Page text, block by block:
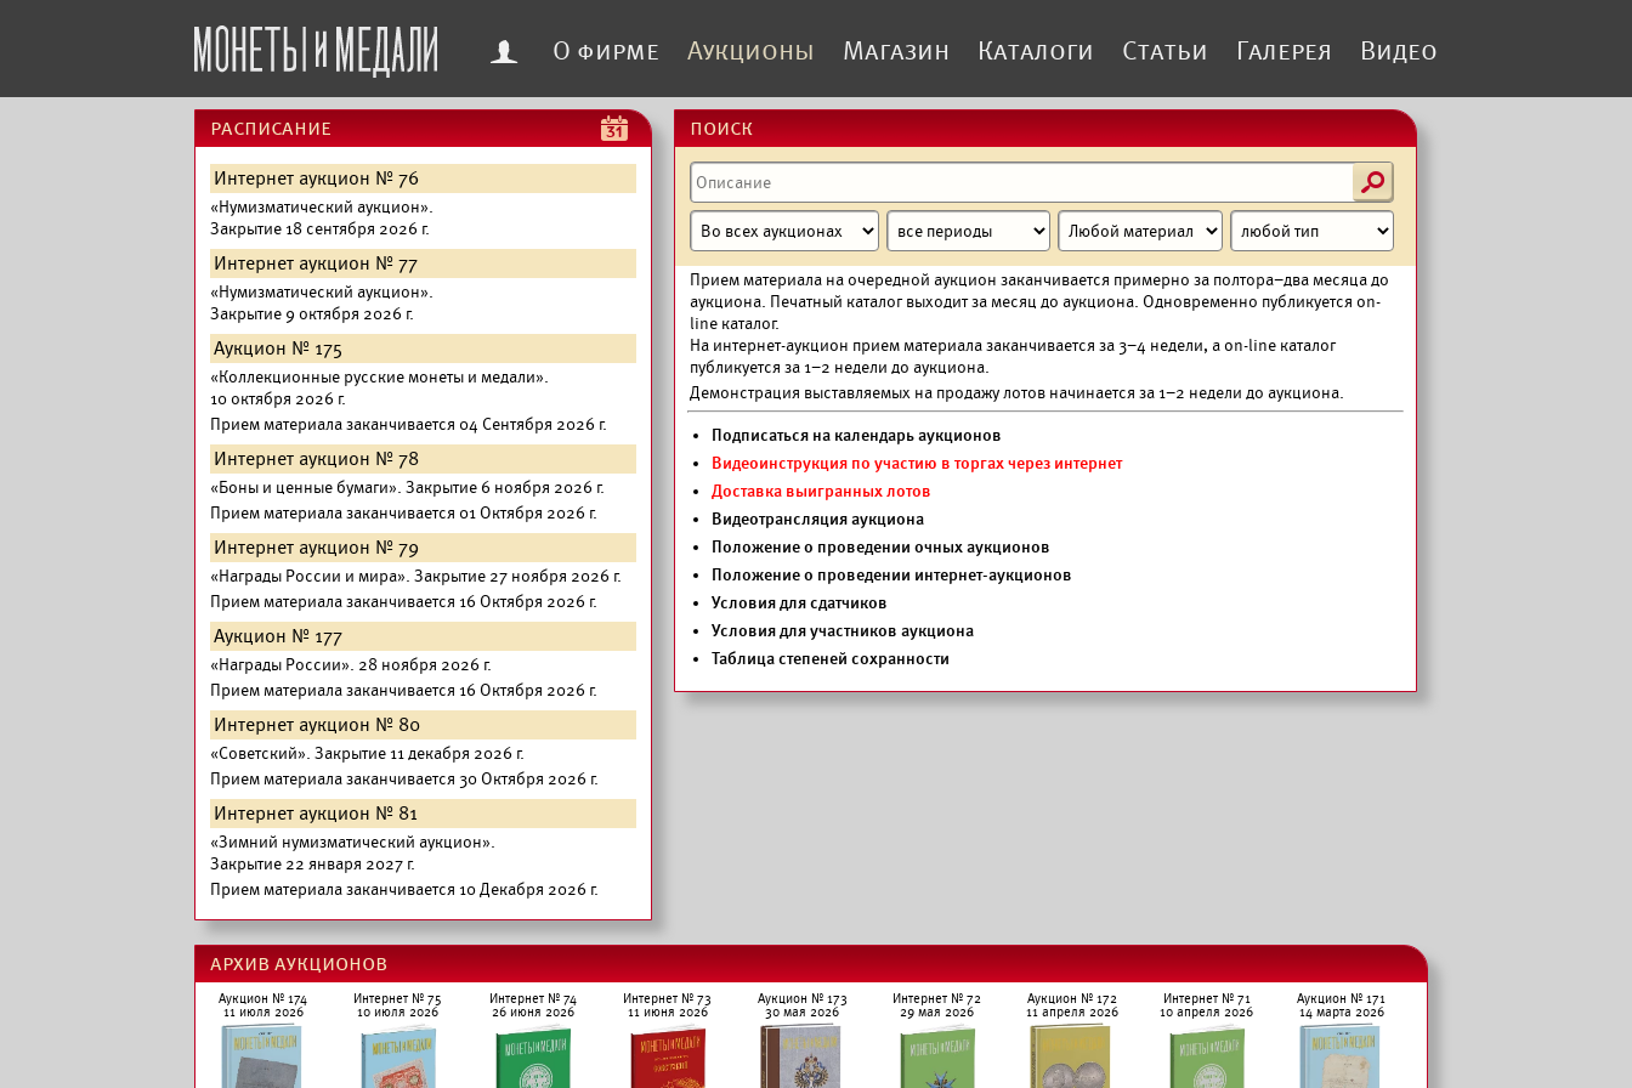
f О фирме Аукционы Магазин Каталоги Статьи Галерея Видео
расписание
Интернет аукцион № 76
«Нумизматический аукцион».
Закрытие 18 сентября 2026 г.
Интернет аукцион № 77
«Нумизматический аукцион».
Закрытие 9 октября 2026 г.
Аукцион № 175
«Коллекционные русские монеты и медали».
10 октября 2026 г.
Прием материала заканчивается 04 Сентября 2026 г.
Интернет аукцион № 78
«Боны и ценные бумаги». Закрытие 6 ноября 2026 г.
Прием материала заканчивается 01 Октября 2026 г.
Интернет аукцион № 79
«Награды России и мира». Закрытие 27 ноября 2026 г.
Прием материала заканчивается 16 Октября 2026 г.
Аукцион № 177
«Награды России». 28 ноября 2026 г.
Прием материала заканчивается 16 Октября 2026 г.
Интернет аукцион № 80
«Советский». Закрытие 11 декабря 2026 г.
Прием материала заканчивается 30 Октября 2026 г.
Интернет аукцион № 81
«Зимний нумизматический аукцион».
Закрытие 22 января 2027 г.
Прием материала заканчивается 10 Декабря 2026 г.
поиск
s
Прием материала на очередной аукцион заканчивается примерно за полтора–два месяца до
аукциона. Печатный каталог выходит за месяц до аукциона. Одновременно публикуется on-
line каталог.
На интернет-аукцион прием материала заканчивается за 3–4 недели, а on-line каталог
публикуется за 1–2 недели до аукциона.
Демонстрация выставляемых на продажу лотов начинается за 1–2 недели до аукциона.
Подписаться на календарь аукционов
Видеоинструкция по участию в торгах через интернет
Доставка выигранных лотов
Видеотрансляция аукциона
Положение о проведении очных аукционов
Положение о проведении интернет-аукционов
Условия для сдатчиков
Условия для участников аукциона
Таблица степеней сохранности
архив аукционов
Аукцион № 174
11 июля 2026
Интернет № 75
10 июля 2026
Интернет № 74
26 июня 2026
Интернет № 73
11 июня 2026
Аукцион № 173
30 мая 2026
Интернет № 72
29 мая 2026
Аукцион № 172
11 апреля 2026
Интернет № 71
10 апреля 2026
Аукцион № 171
14 марта 2026